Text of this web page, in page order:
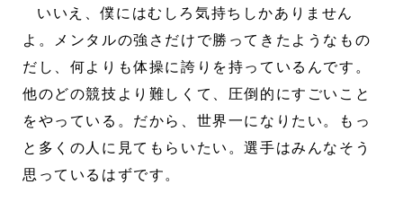
いいえ、僕にはむしろ気持ちしかありません
よ。メンタルの強さだけで勝ってきたようなもの
だし、何よりも体操に誇りを持っているんです。
他のどの競技より難しくて、圧倒的にすごいこと
をやっている。だから、世界一になりたい。もっ
と多くの人に見てもらいたい。選手はみんなそう
思っているはずです。